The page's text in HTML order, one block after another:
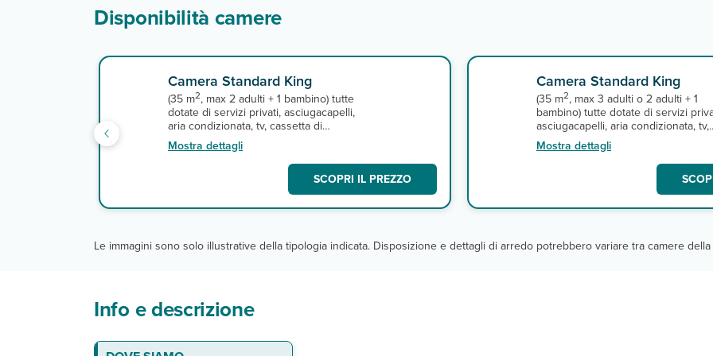
Disponibilità camere
Camera Standard King
(35 m2, max 2 adulti + 1 bambino) tutte
dotate di servizi privati, asciugacapelli,
aria condizionata, tv, cassetta di
sicurezza, ferro e asse da stiro e
connessione wi-fi gratuita. A
pagamento, minibar e servizio in
camera. NB: in caso di 3° pax bambino
in camera doppia non è previsto letto
aggiunto.
Mostra dettagli
SCOPRI IL PREZZO
Camera Standard King
(35 m2, max 3 adulti o 2 adulti + 1
bambino) tutte dotate di servizi
asciugacapelli, aria condizionata, tv,
cassetta di sicurezza, ferro e asse da
stiro e connessione wi-fi gratuita. A
pagamento, minibar e servizio in
Mostra dettagli
Le immagini sono solo illustrative della tipologia indicata. Disposizione e dettagli di arredo potrebbero variare tra camere
Info e descrizione
La spiaggia
Le camere
Ristoranti e bar
Servizi
Sport